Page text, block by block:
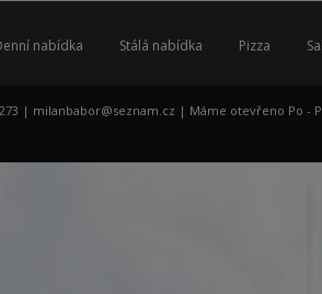
nabídka Stálá nabídka Pizza
| milanbabor@seznam.cz | Máme otevřeno Po -